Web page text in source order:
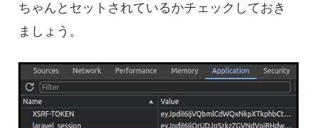
ちゃんとセットされているかチェックしておき
ましょう。